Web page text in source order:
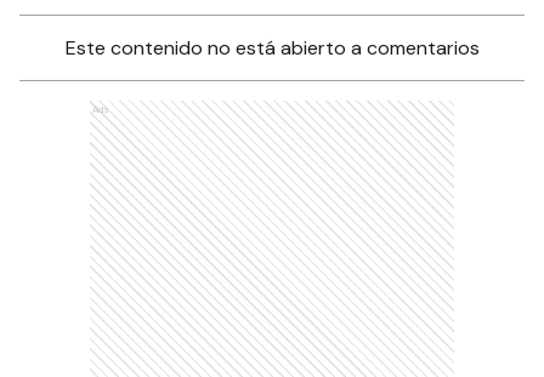
Este contenido no está abierto a comentarios
Ads